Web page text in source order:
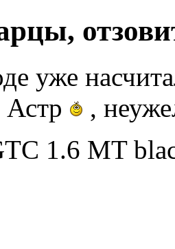
уже
,
1.6 MT